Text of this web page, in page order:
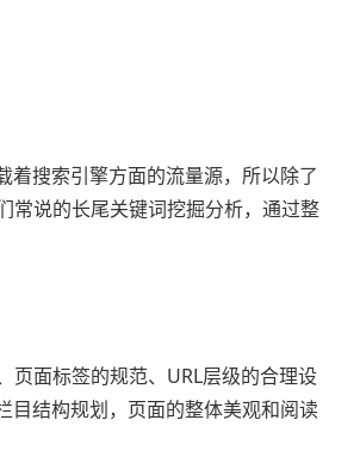
着搜索引擎方面的流量源，所以除了
常说的长尾关键词挖掘分析，通过整
页面标签的规范、URL层级的合理设
目结构规划，页面的整体美观和阅读